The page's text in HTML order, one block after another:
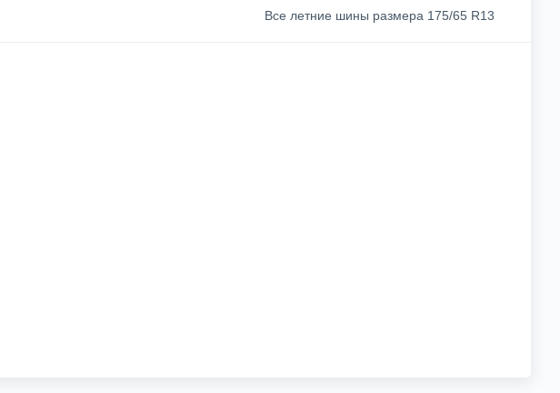
Все летние шины размера 175/65 R13